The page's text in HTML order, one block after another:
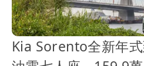
Kia Sorento全新年